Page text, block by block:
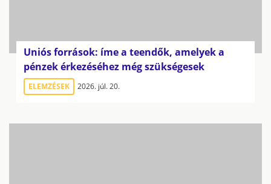
Uniós források: íme a teendők, amelyek a
pénzek érkezéséhez még szükségesek
ELEMZÉSEK 2026. júl. 20.